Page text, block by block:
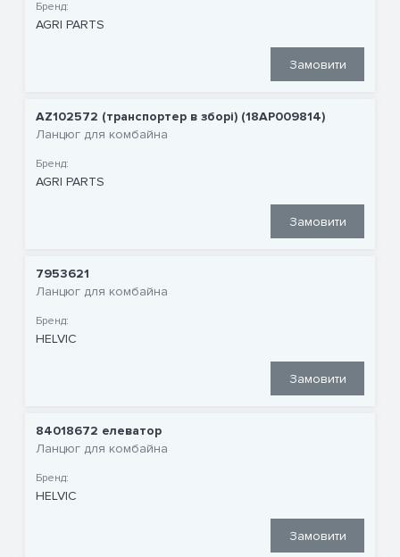
Бренд:
AGRI PARTS
Замовити
AZ102572 (транспортер в зборі) (18AP009814)
Ланцюг для комбайна
Бренд:
AGRI PARTS
Замовити
7953621
Ланцюг для комбайна
Бренд:
HELVIC
Замовити
84018672 елеватор
Ланцюг для комбайна
Бренд:
HELVIC
Замовити